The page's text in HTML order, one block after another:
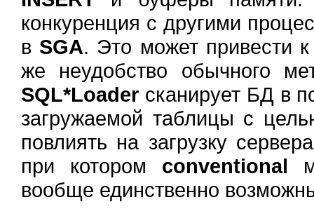
конкуренция с другими
в SGA. Это может привести
же неудобство обычного
SQL*Loader сканирует БД в
загружаемой таблицы с
повлиять на загрузку
при котором conventional
вообще единственно